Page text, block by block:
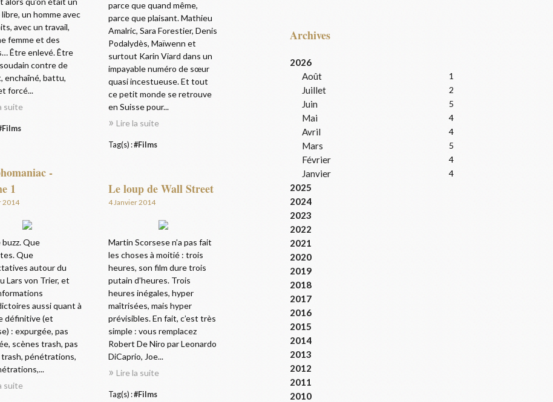
un homme avec
avec un travail,
femme et des
Être enlevé. Être
contre de
enchaîné, battu,
forcé...
suite
parce que quand même,
parce que plaisant. Mathieu
Amalric, Sara Forestier, Denis
Podalydès, Maïwenn et
surtout Karin Viard dans un
impayable numéro de sœur
quasi incestueuse. Et tout
ce petit monde se retrouve
en Suisse pour...
Lire la suite
Tag(s) :#Films
-
1
2014
Que
Que
autour du
Lars von Trier, et
aussi quant à
définitive (et
: expurgée, pas
scènes trash, pas
trash, pénétrations,
suite
Le loup de Wall Street
4 Janvier 2014
Martin Scorsese n’a pas fait
les choses à moitié : trois
heures, son film dure trois
putain d’heures. Trois
heures inégales, hyper
maîtrisées, mais hyper
prévisibles. En fait, c’est très
simple : vous remplacez
Robert De Niro par Leonardo
DiCaprio, Joe...
Lire la suite
Tag(s) :#Films
Archives
2026
Août
1
Juillet 2
Juin 5
Mai 4
Avril 4
Mars 5
Février 4
Janvier 4
2025
2024
2023
2022
2021
2020
2019
2018
2017
2016
2015
2014
2013
2012
2011
2010